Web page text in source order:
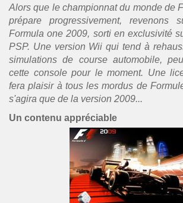
Alors que le championnat du monde de
prépare progressivement,
Formula one 2009, sorti en exclusivité
PSP. Une version Wii qui tend à
simulations de course automobile,
cette console pour le moment. Une
fera plaisir à tous les mordus de
s'agira que de la version 2009...
Un contenu appréciable